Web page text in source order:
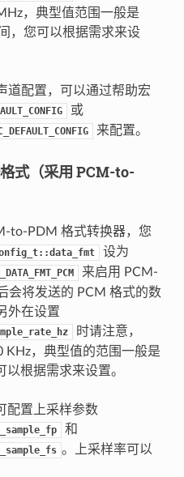
，典型值范围一般是
，您可以根据需求来设
道配置，可以通过帮助宏
或
来配置。
式（采用 PCM-to-
to-PDM 格式转换器，您
设为
来启用 PCM-
会将发送的 PCM 格式的数
外在设置
时请注意，
KHz，典型值的范围一般是
根据需求来设置。
配置上采样参数
和
。上采样率可以